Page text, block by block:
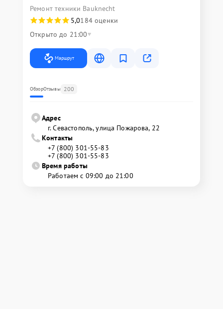
Ремонт техники Bauknecht
5,0184 оценки
Открыто до 21:00
Маршрут
ОбзорОтзывы 200
Адрес
г. Севастополь, улица Пожарова, 22
Контакты
+7 (800) 301-55-83
+7 (800) 301-55-83
Время работы
Работаем с 09:00 до 21:00